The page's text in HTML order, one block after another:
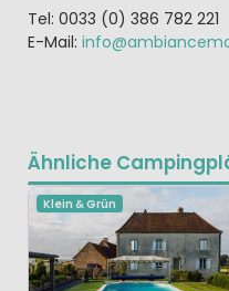
Tel: 0033 (0) 386 782 221
E-Mail:
Ähnliche
Klein & Grün